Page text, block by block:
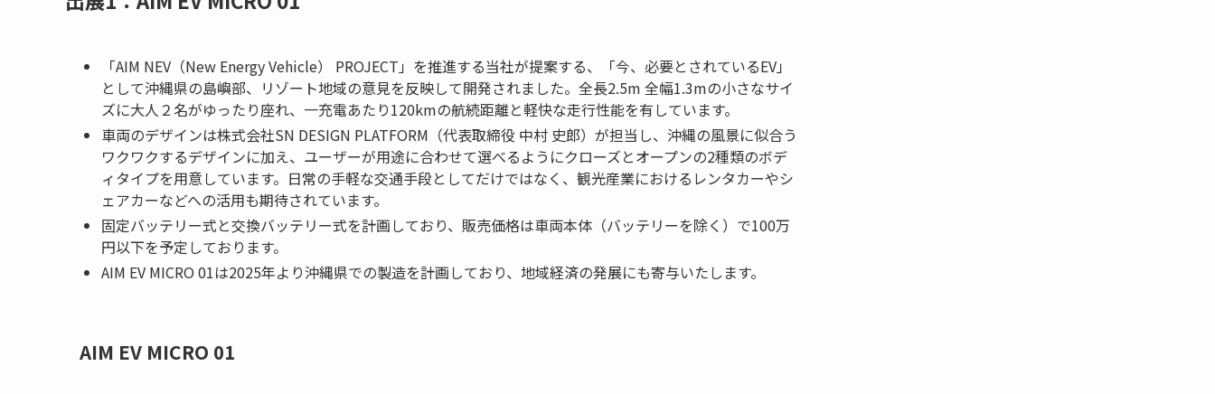
「AIM NEV（New Energy Vehicle） PROJECT」を推進する当社が提案する、「今、必要とされているEV」
として沖縄県の島嶼部、リゾート地域の意見を反映して開発されました。全長2.5m 全幅1.3mの小さなサイ
ズに大人２名がゆったり座れ、一充電あたり120kmの航続距離と軽快な走行性能を有しています。
車両のデザインは株式会社SN DESIGN PLATFORM（代表取締役 中村 史郎）が担当し、沖縄の風景に似合う
ワクワクするデザインに加え、ユーザーが用途に合わせて選べるようにクローズとオープンの2種類のボデ
ィタイプを用意しています。日常の手軽な交通手段としてだけではなく、観光産業におけるレンタカーやシ
ェアカーなどへの活用も期待されています。
固定バッテリー式と交換バッテリー式を計画しており、販売価格は車両本体（バッテリーを除く）で100万
円以下を予定しております。
AIM EV MICRO 01は2025年より沖縄県での製造を計画しており、地域経済の発展にも寄与いたします。
AIM EV MICRO 01